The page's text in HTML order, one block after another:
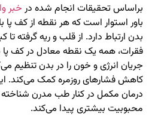
براساس تحقیقات انجام شده درخبر
باور استوار است که هر نقطه از کف پا
بدن ارتباط دارد. از قلب و ریه گرفته
فقرات، همه یک نقطه معادل در کف پا
جریان انرژی و خون را در بدن تنظیم
کاهش فشارهای روزمره کمک می‌کند.
درمان مکمل در کنار طب مدرن شناخته
محبوبیت بیشتری پیدا می‌کند.